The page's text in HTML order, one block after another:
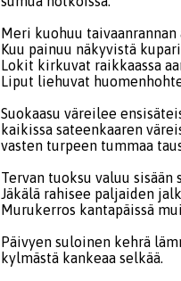
Meri kuohuu taivaanrannan
Kuu painuu näkyvistä
Lokit kirkuvat raikkaassa
Liput liehuvat
Suokaasu väreilee
kaikissa sateenkaaren
vasten turpeen tummaa
Tervan tuoksu valuu sisään
Jäkälä rahisee paljaiden
Murukerros kantapäissä
Päivyen suloinen kehrä
kylmästä kankeaa selkää.